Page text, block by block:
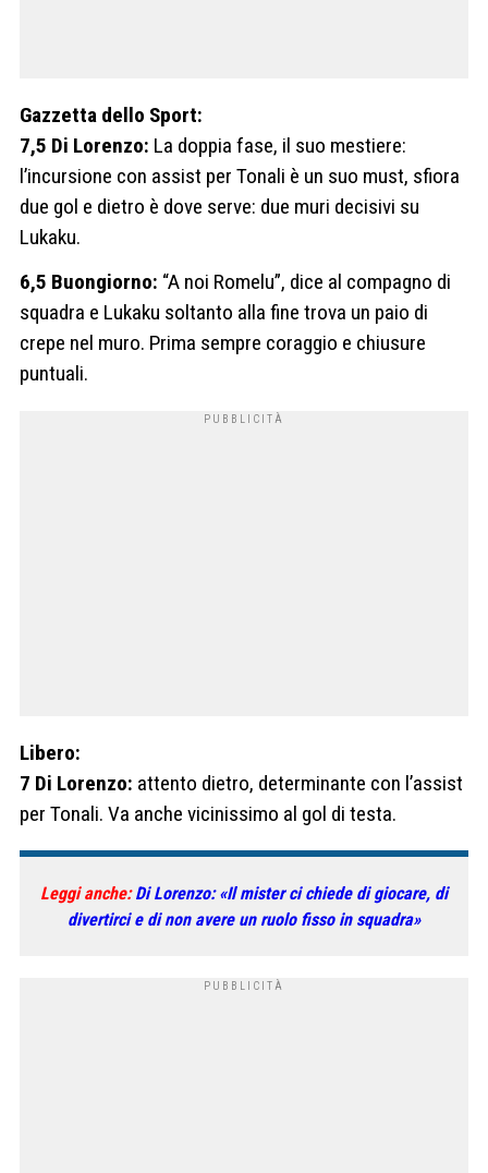
Gazzetta dello Sport:
7,5 Di Lorenzo: La doppia fase, il suo mestiere:
l’incursione con assist per Tonali è un suo must, sfiora
due gol e dietro è dove serve: due muri decisivi su
Lukaku.
6,5 Buongiorno: “A noi Romelu”, dice al compagno di
squadra e Lukaku soltanto alla fine trova un paio di
crepe nel muro. Prima sempre coraggio e chiusure
puntuali.
Libero:
7 Di Lorenzo: attento dietro, determinante con l’assist
per Tonali. Va anche vicinissimo al gol di testa.
Leggi anche: Di Lorenzo: «Il mister ci chiede di giocare, di
divertirci e di non avere un ruolo fisso in squadra»